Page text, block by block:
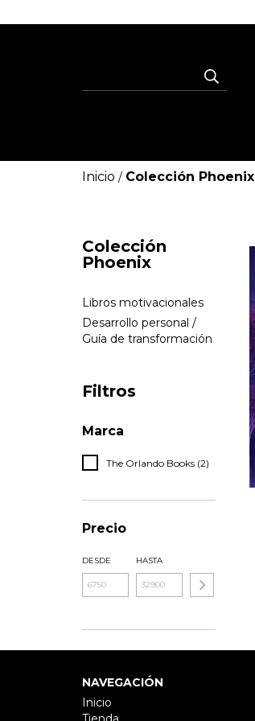
Inicio / Colección Phoenix
Colección
Phoenix
Libros motivacionales
Desarrollo personal /
Guía de transformación
Filtros
Marca
The Orlando Books (2)
Precio
DESDE HASTA
NAVEGACIÓN
Inicio